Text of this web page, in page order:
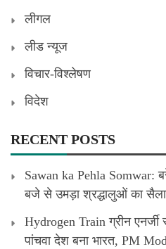
लीगल
लीड न्यूज
विचार-विश्लेषण
विदेश
RECENT POSTS
Sawan ka Pehla Somwar:
बजे से उमड़ा श्रद्धालुओं का
Hydrogen Train ग्रीन एनर्जी
पांचवा देश बना भारत, PM